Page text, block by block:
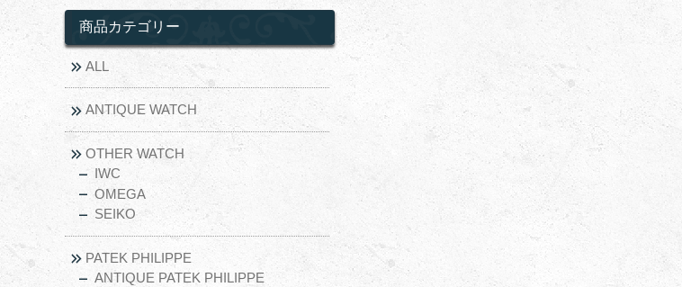
商品カテゴリー
ALL
ANTIQUE WATCH
OTHER WATCH
IWC
OMEGA
SEIKO
PATEK PHILIPPE
ANTIQUE PATEK PHILIPPE